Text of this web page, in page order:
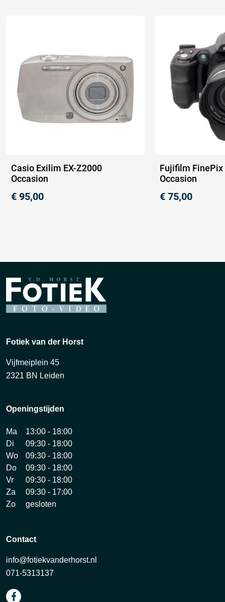
Casio Exilim EX-Z2000
Occasion
€ 95,00
Fujifilm FinePix
Occasion
€ 75,00
Fotiek van der Horst
Vijfmeiplein 45
2321 BN Leiden
Openingstijden
Ma
13:00 - 18:00
Di
09:30 - 18:00
Wo
09:30 - 18:00
Do
09:30 - 18:00
Vr
09:30 - 18:00
Za
09:30 - 17:00
Zo
gesloten
Contact
info@fotiekvanderhorst.nl
071-5313137